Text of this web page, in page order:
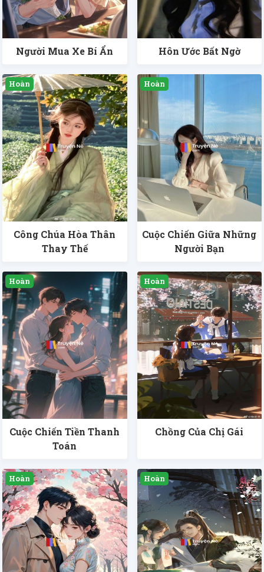
Người Mua Xe Bí Ẩn Hôn Ước Bất Ngờ
Công Chúa Hòa Thân
Thay Thế
Cuộc Chiến Giữa Những
Người Bạn
Cuộc Chiến Tiền Thanh
Toán
Chồng Của Chị Gái